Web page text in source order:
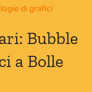
di grafici
Bubble
a Bolle